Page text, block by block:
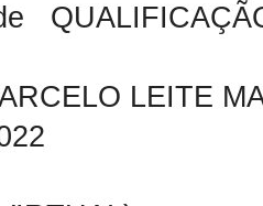
LEITE